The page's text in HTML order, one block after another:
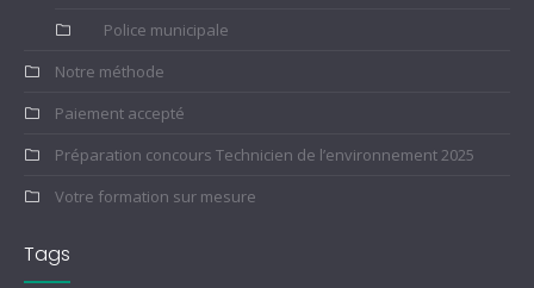
Police municipale
Notre méthode
Paiement accepté
Préparation concours Technicien de l’environnement 2025
Votre formation sur mesure
Tags